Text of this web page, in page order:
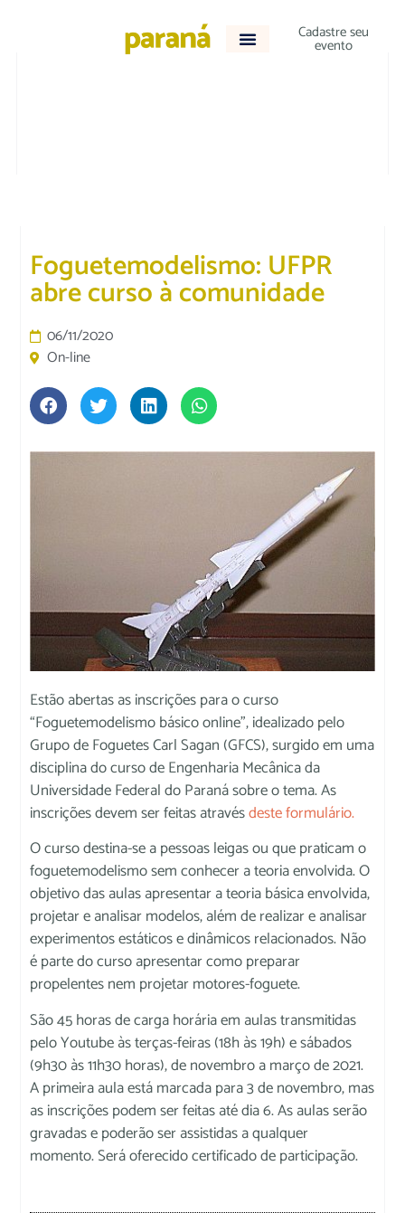
Cadastre seu
evento
Foguetemodelismo: UFPR
abre curso à comunidade
06/11/2020
On-line
Estão abertas as inscrições para o curso
“Foguetemodelismo básico online”, idealizado pelo
Grupo de Foguetes Carl Sagan (GFCS), surgido em uma
disciplina do curso de Engenharia Mecânica da
Universidade Federal do Paraná sobre o tema. As
inscrições devem ser feitas atravésdeste formulário.
O curso destina-se a pessoas leigas ou que praticam o
foguetemodelismo sem conhecer a teoria envolvida. O
objetivo das aulas apresentar a teoria básica envolvida,
projetar e analisar modelos, além de realizar e analisar
experimentos estáticos e dinâmicos relacionados. Não
é parte do curso apresentar como preparar
propelentes nem projetar motores-foguete.
São 45 horas de carga horária em aulas transmitidas
pelo Youtube às terças-feiras (18h às 19h) e sábados
(9h30 às 11h30 horas), de novembro a março de 2021.
A primeira aula está marcada para 3 de novembro, mas
as inscrições podem ser feitas até dia 6. As aulas serão
gravadas e poderão ser assistidas a qualquer
momento. Será oferecido certificado de participação.